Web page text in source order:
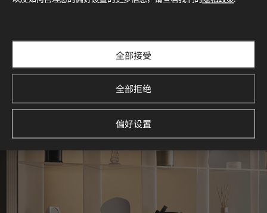
探索空间灵感‌ LX Hausys BENIF通过多功能应用方案，为您呈
查看更多
全部接受
全部拒绝
偏好设置